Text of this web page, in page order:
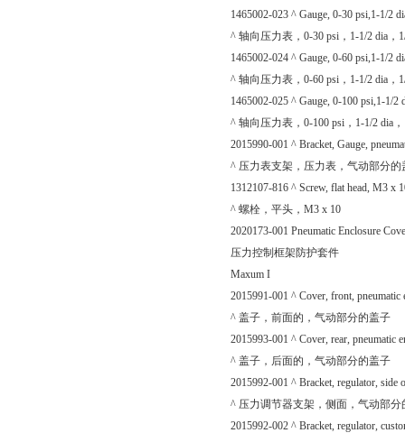
1465002-023 ^ Gauge, 0-30 psi,1-1/2
^ 轴向压力表，0-30 psi，1-1/2 dia，
1465002-024 ^ Gauge, 0-60 psi,1-1/2
^ 轴向压力表，0-60 psi，1-1/2 dia，
1465002-025 ^ Gauge, 0-100 psi,1-1/2
^ 轴向压力表，0-100 psi，1-1/2 dia
2015990-001 ^ Bracket, Gauge,
^ 压力表支架，压力表，气动部分的
1312107-816 ^ Screw, flat head, M3 x
^ 螺栓，平头，M3 x 10
2020173-001 Pneumatic Enclosure
压力控制框架防护套件
Maxum I
2015991-001 ^ Cover, front, pneumatic
^ 盖子，前面的，气动部分的盖子
2015993-001 ^ Cover, rear, pneumatic
^ 盖子，后面的，气动部分的盖子
2015992-001 ^ Bracket, regulator, side
^ 压力调节器支架，侧面，气动部分
2015992-002 ^ Bracket, regulator,